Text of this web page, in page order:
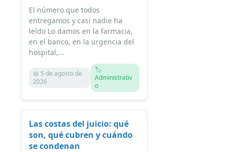
El número que todos
entregamos y casi nadie ha
leído Lo damos en la farmacia,
en el banco, en la urgencia del
hospital,...
📅 5 de agosto de
2026
🏷️
Administrativ
o
Las costas del juicio: qué
son, qué cubren y cuándo
se condenan